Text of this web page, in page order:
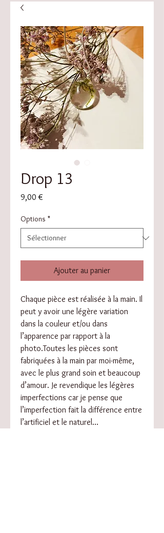
Drop 13
9,00 €
Options *
Ajouter au panier
Chaque pièce est réalisée à la main. Il
peut y avoir une légère variation
dans la couleur et/ou dans
l’apparence par rapport à la
photo.Toutes les pièces sont
fabriquées à la main par moi-même,
avec le plus grand soin et beaucoup
d’amour. Je revendique les légères
imperfections car je pense que
l’imperfection fait la différence entre
l’artificiel et le naturel…